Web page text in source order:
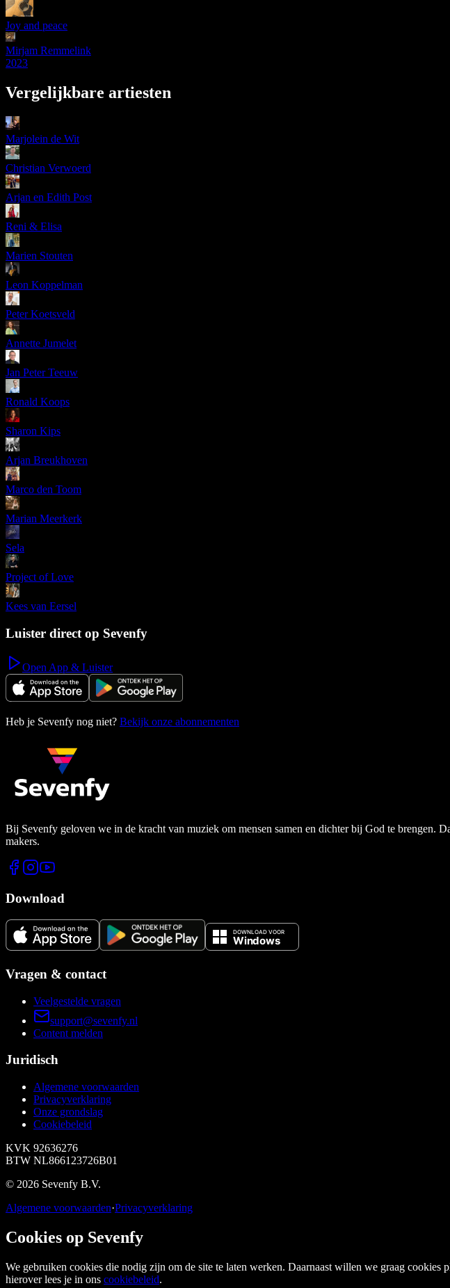
Joy and peace
Mirjam Remmelink
2023
Vergelijkbare artiesten
Marjolein de Wit
Christian Verwoerd
Arjan en Edith Post
Reni & Elisa
Marien Stouten
Leon Koppelman
Peter Koetsveld
Annette Jumelet
Jan Peter Teeuw
Ronald Koops
Sharon Kips
Arjan Breukhoven
Marco den Toom
Marian Meerkerk
Sela
Project of Love
Kees van Eersel
Luister direct op Sevenfy
Open App & Luister
Heb je Sevenfy nog niet? Bekijk onze abonnementen
Bij Sevenfy geloven we in de kracht van muziek om mensen samen en dichter bij God te brengen.
makers.
Download
Vragen & contact
Veelgestelde vragen
support@sevenfy.nl
Content melden
Juridisch
Algemene voorwaarden
Privacyverklaring
Onze grondslag
Cookiebeleid
KVK 92636276
BTW NL866123726B01
© 2026 Sevenfy B.V.
Algemene voorwaarden·Privacyverklaring
Cookies op Sevenfy
We gebruiken cookies die nodig zijn om de site te laten werken. Daarnaast willen we graag
hierover lees je in ons cookiebeleid.